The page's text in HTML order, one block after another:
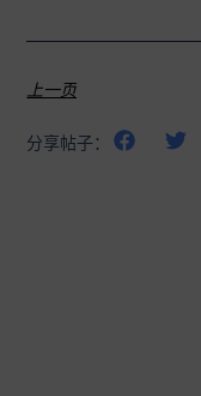
上一页
分享帖子：